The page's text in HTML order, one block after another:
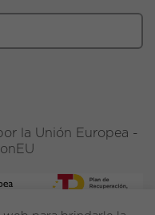
la Unión Europea -